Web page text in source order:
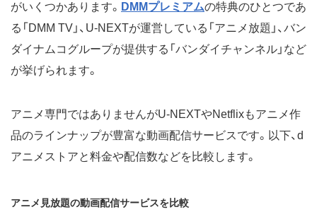
がいくつかあります。 DMMプレミアムの特典のひとつであ
る「DMM TV」、U-NEXTが運営している「アニメ放題」、バン
ダイナムコグループが提供する「バンダイチャンネル」など
が挙げられます。
アニメ専門ではありませんがU-NEXTやNetflixもアニメ作
品のラインナップが豊富な動画配信サービスです。以下、d
アニメストアと料金や配信数などを比較します。
アニメ見放題の動画配信サービスを比較